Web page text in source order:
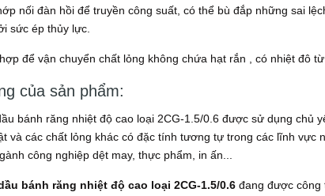
nối đàn hồi để truyền công suất, có thể bù đắp những sai
sức ép thủy lực.
để vận chuyển chất lỏng không chứa hạt rắn , có nhiệt đô
của sản phẩm:
bánh răng nhiệt độ cao loại 2CG-1.5/0.6 được sử dụng chủ
và các chất lỏng khác có đặc tính tương tự trong các lĩnh vực
công nghiệp dệt may, thực phẩm, in ấn...
bánh răng nhiệt độ cao loại 2CG-1.5/0.6 đang được công